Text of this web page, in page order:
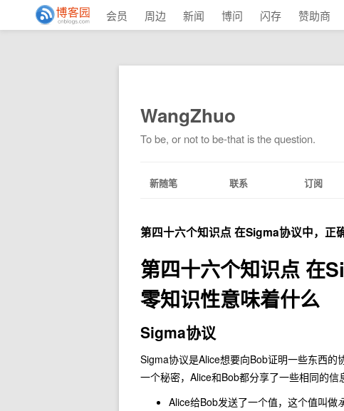
会员 周边 新闻 博问 闪存 赞助商
WangZhuo
To be, or not to be-that is the question.
新随笔 联系 订阅
第四十六个知识点 在Sigma协议中，正
第四十六个知识点 在
零知识性意味着什么
Sigma协议
Sigma协议是Alice想要向Bob证明一些东西
一个秘密，Alice和Bob都分享了一些相同的信
Alice给Bob发送了一个值，这个值叫做